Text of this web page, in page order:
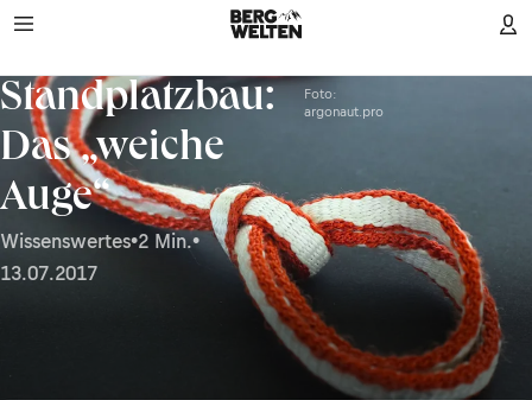
Standplatzbau:
Das „weiche
Auge“
Wissenswertes•2 Min.•
13.07.2017
Foto:
argonaut.pro